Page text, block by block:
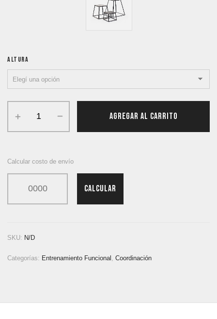
ALTURA
AGREGAR AL CARRITO
Calcular costo de envío
CALCULAR
SKU: N/D
Categorías: Entrenamiento Funcional Coordinación